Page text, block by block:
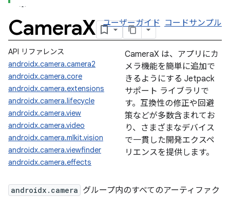
CameraX ユーザーガイド コードサンプル
API リファレンス
androidx.camera.camera2
androidx.camera.core
androidx.camera.extensions
androidx.camera.lifecycle
androidx.camera.view
androidx.camera.video
androidx.camera.mlkit.vision
androidx.camera.viewfinder
androidx.camera.effects
CameraX は、アプリにカ
メラ機能を簡単に追加で
きるようにする Jetpack
サポート ライブラリで
す。互換性の修正や回避
策などが多数含まれてお
り、さまざまなデバイス
で一貫した開発エクスペ
リエンスを提供します。
androidx.camera グループ内のすべてのアーティファク